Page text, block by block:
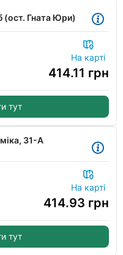
(ост. Гната Юри)
На карті
414.11 грн
тут
31-А
На карті
414.93 грн
тут